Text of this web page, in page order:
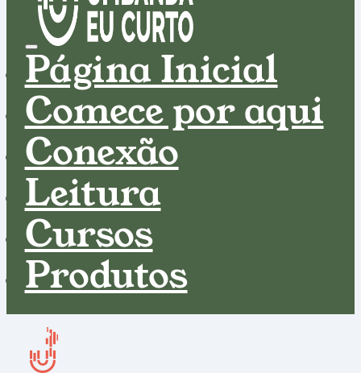
Página Inicial
Comece por aqui
Conexão
Leitura
Cursos
Produtos